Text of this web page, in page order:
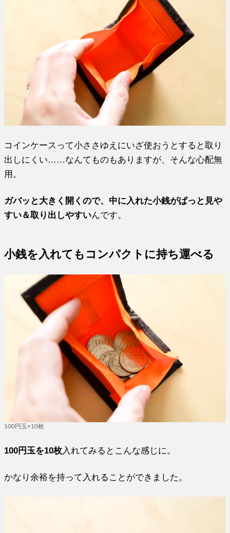
コインケースって小ささゆえにいざ使おうとすると取り
出しにくい……なんてものもありますが、そんな心配無
用。
ガバッと大きく開くので、中に入れた小銭がぱっと見や
すい＆取り出しやすいんです。
小銭を入れてもコンパクトに持ち運べる
100円玉×10枚
100円玉を10枚入れてみるとこんな感じに。
かなり余裕を持って入れることができました。